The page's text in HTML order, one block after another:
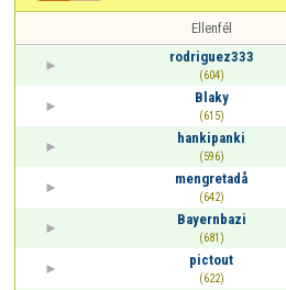
Ellenfél
rodriguez333
(604)
Blaky
(615)
hankipanki
(596)
mengretadå
(642)
Bayernbazi
(681)
pictout
(622)